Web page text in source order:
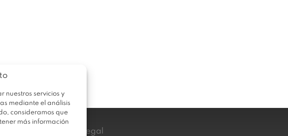
nuestros servicios y
mediante el análisis
consideramos que
más información
Aviso Legal